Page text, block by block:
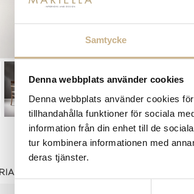
Samtycke
Denna webbplats använder cookies
Denna webbplats använder cookies
tillhandahålla funktioner för sociala
information från din enhet till de
tur kombinera informationen med
deras tjänster.